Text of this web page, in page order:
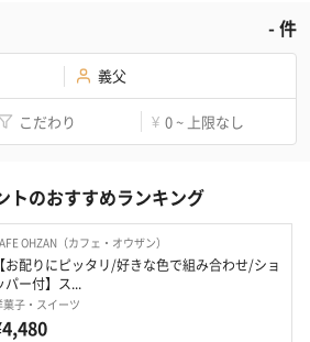
-件
義父
こだわり ¥ 0 ~ 上限なし
トのおすすめランキング
OHZAN（カフェ・オウザン）
【お配りにピッタリ/好きな色で組み合わせ/ショ
パー付】ス...
菓子・スイーツ